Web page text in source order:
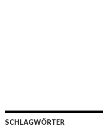
SCHLAGWÖRTER